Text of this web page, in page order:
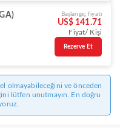
Başlangıç fiyatı
US$ 141.71
Fiyat/ Kişi
Rezerve Et
olmayabileceğini ve önceden
lütfen unutmayın. En doğru